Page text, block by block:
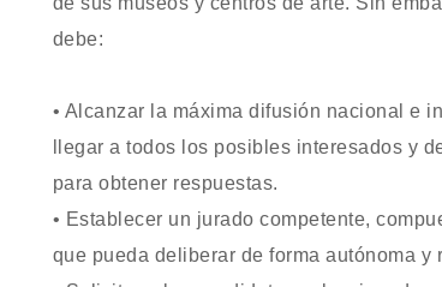
debe:
• Alcanzar la máxima difusión nacional e
llegar a todos los posibles interesados y
para obtener respuestas.
• Establecer un jurado competente,
que pueda deliberar de forma autónoma y